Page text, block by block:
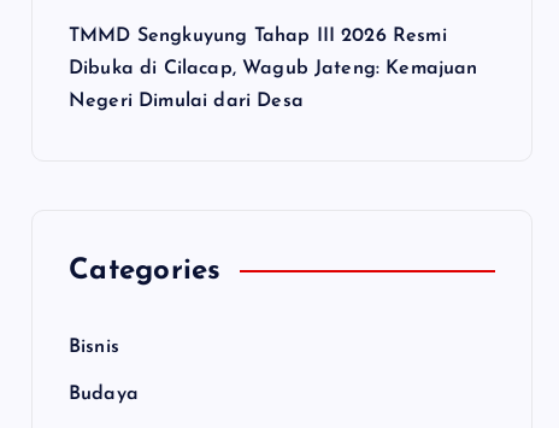
TMMD Sengkuyung Tahap III 2026 Resmi
Dibuka di Cilacap, Wagub Jateng: Kemajuan
Negeri Dimulai dari Desa
Categories
Bisnis
Budaya